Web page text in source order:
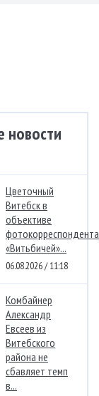
новости
Цветочный
Витебск в
объективе
фотокорреспондента
«Витьбичей»...
06.08.2026 / 11:18
Комбайнер
Александр
Евсеев из
Витебского
района не
сбавляет темп
в...